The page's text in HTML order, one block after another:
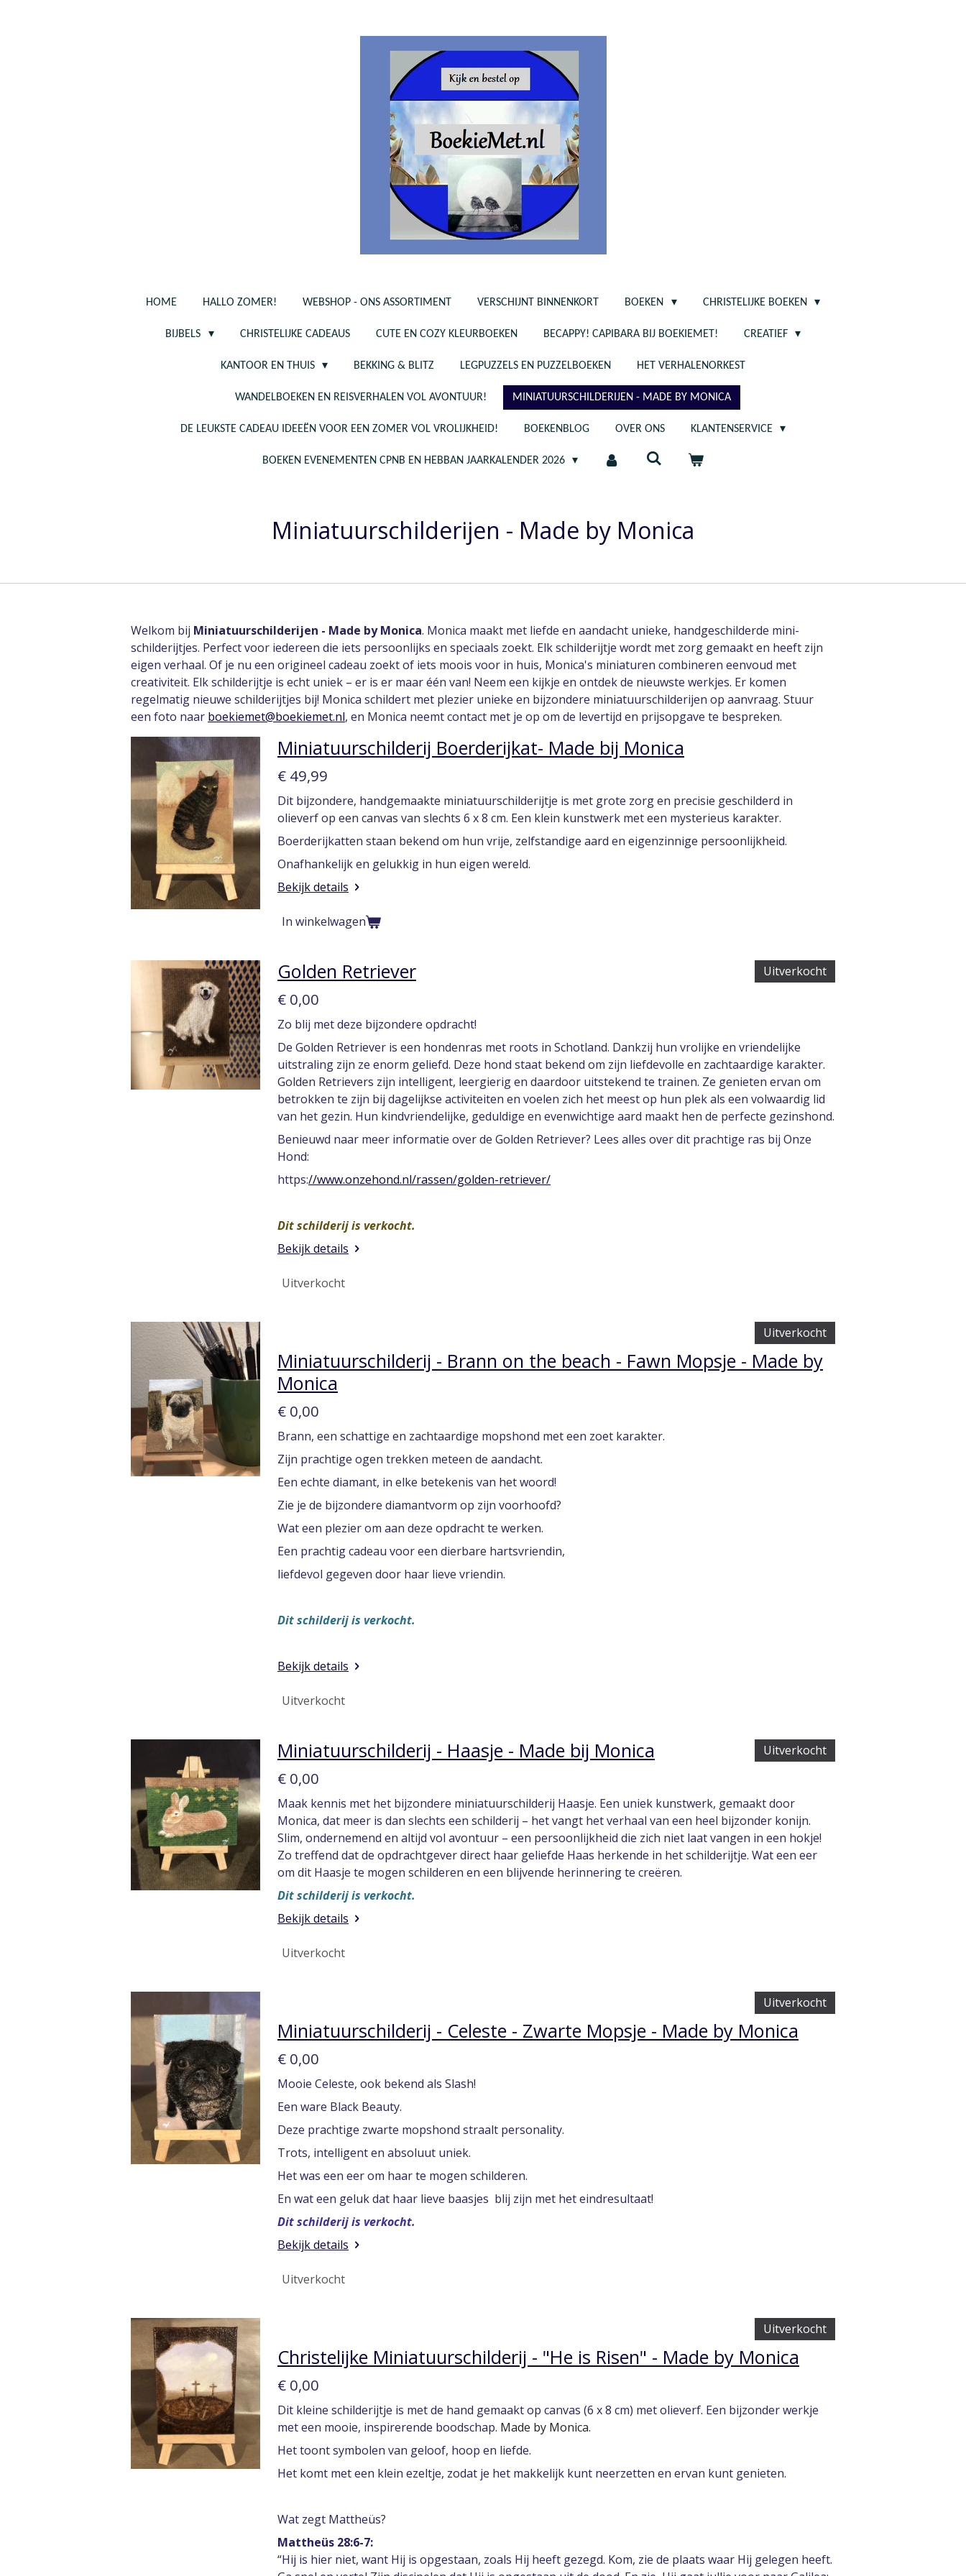
HOME HALLO ZOMER! WEBSHOP - ONS ASSORTIMENT VERSCHIJNT BINNENKORT BOEKEN CHRISTELIJKE BOEKEN
BIJBELS CHRISTELIJKE CADEAUS CUTE EN COZY KLEURBOEKEN BECAPPY! CAPIBARA BIJ BOEKIEMET! CREATIEF
KANTOOR EN THUIS BEKKING & BLITZ LEGPUZZELS EN PUZZELBOEKEN HET VERHALENORKEST
WANDELBOEKEN EN REISVERHALEN VOL AVONTUUR! MINIATUURSCHILDERIJEN - MADE BY MONICA
DE LEUKSTE CADEAU IDEEËN VOOR EEN ZOMER VOL VROLIJKHEID! BOEKENBLOG OVER ONS KLANTENSERVICE
BOEKEN EVENEMENTEN CPNB EN HEBBAN JAARKALENDER 2026
Miniatuurschilderijen - Made by Monica
Welkom bij Miniatuurschilderijen - Made by Monica. Monica maakt met liefde en aandacht unieke, handgeschilderde mini-
schilderijtjes. Perfect voor iedereen die iets persoonlijks en speciaals zoekt. Elk schilderijtje wordt met zorg gemaakt en heeft zijn
eigen verhaal. Of je nu een origineel cadeau zoekt of iets moois voor in huis, Monica's miniaturen combineren eenvoud met
creativiteit. Elk schilderijtje is echt uniek – er is er maar één van! Neem een kijkje en ontdek de nieuwste werkjes. Er komen
regelmatig nieuwe schilderijtjes bij! Monica schildert met plezier unieke en bijzondere miniatuurschilderijen op aanvraag. Stuur
een foto naar boekiemet@boekiemet.nl, en Monica neemt contact met je op om de levertijd en prijsopgave te bespreken.
Miniatuurschilderij Boerderijkat- Made bij Monica
€ 49,99
Dit bijzondere, handgemaakte miniatuurschilderijtje is met grote zorg en precisie geschilderd in
olieverf op een canvas van slechts 6 x 8 cm. Een klein kunstwerk met een mysterieus karakter.
Boerderijkatten staan bekend om hun vrije, zelfstandige aard en eigenzinnige persoonlijkheid.
Onafhankelijk en gelukkig in hun eigen wereld.
Bekijk details
In winkelwagen
Uitverkocht
Golden Retriever
€ 0,00
Zo blij met deze bijzondere opdracht!
De Golden Retriever is een hondenras met roots in Schotland. Dankzij hun vrolijke en vriendelijke
uitstraling zijn ze enorm geliefd. Deze hond staat bekend om zijn liefdevolle en zachtaardige karakter.
Golden Retrievers zijn intelligent, leergierig en daardoor uitstekend te trainen. Ze genieten ervan om
betrokken te zijn bij dagelijkse activiteiten en voelen zich het meest op hun plek als een volwaardig lid
van het gezin. Hun kindvriendelijke, geduldige en evenwichtige aard maakt hen de perfecte gezinshond.
Benieuwd naar meer informatie over de Golden Retriever? Lees alles over dit prachtige ras bij Onze
Hond:
https://www.onzehond.nl/rassen/golden-retriever/
Dit schilderij is verkocht.
Bekijk details
Uitverkocht
Uitverkocht
Miniatuurschilderij - Brann on the beach - Fawn Mopsje - Made by
Monica
€ 0,00
Brann, een schattige en zachtaardige mopshond met een zoet karakter.
Zijn prachtige ogen trekken meteen de aandacht.
Een echte diamant, in elke betekenis van het woord!
Zie je de bijzondere diamantvorm op zijn voorhoofd?
Wat een plezier om aan deze opdracht te werken.
Een prachtig cadeau voor een dierbare hartsvriendin,
liefdevol gegeven door haar lieve vriendin.
Dit schilderij is verkocht.
Bekijk details
Uitverkocht
Uitverkocht
Miniatuurschilderij - Haasje - Made bij Monica
€ 0,00
Maak kennis met het bijzondere miniatuurschilderij Haasje. Een uniek kunstwerk, gemaakt door
Monica, dat meer is dan slechts een schilderij – het vangt het verhaal van een heel bijzonder konijn.
Slim, ondernemend en altijd vol avontuur – een persoonlijkheid die zich niet laat vangen in een hokje!
Zo treffend dat de opdrachtgever direct haar geliefde Haas herkende in het schilderijtje. Wat een eer
om dit Haasje te mogen schilderen en een blijvende herinnering te creëren.
Dit schilderij is verkocht.
Bekijk details
Uitverkocht
Uitverkocht
Miniatuurschilderij - Celeste - Zwarte Mopsje - Made by Monica
€ 0,00
Mooie Celeste, ook bekend als Slash!
Een ware Black Beauty.
Deze prachtige zwarte mopshond straalt personality.
Trots, intelligent en absoluut uniek.
Het was een eer om haar te mogen schilderen.
En wat een geluk dat haar lieve baasjes blij zijn met het eindresultaat!
Dit schilderij is verkocht.
Bekijk details
Uitverkocht
Uitverkocht
Christelijke Miniatuurschilderij - "He is Risen" - Made by Monica
€ 0,00
Dit kleine schilderijtje is met de hand gemaakt op canvas (6 x 8 cm) met olieverf. Een bijzonder werkje
met een mooie, inspirerende boodschap. Made by Monica.
Het toont symbolen van geloof, hoop en liefde.
Het komt met een klein ezeltje, zodat je het makkelijk kunt neerzetten en ervan kunt genieten.
Wat zegt Mattheüs?
Mattheüs 28:6-7:
“Hij is hier niet, want Hij is opgestaan, zoals Hij heeft gezegd. Kom, zie de plaats waar Hij gelegen heeft.